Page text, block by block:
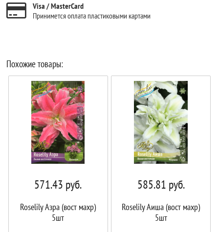
Visa / MasterCard
Принимется оплата пластиковыми картами
Похожие товары:
571.43 руб.
Roselily Азра (вост махр)
5шт
585.81 руб.
Roselily Аиша (вост махр)
5шт